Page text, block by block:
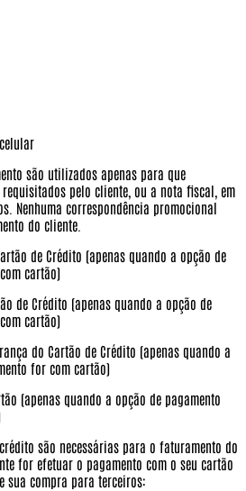
são utilizados apenas para que
pelo cliente, ou a nota fiscal, em
Nenhuma correspondência promocional
do cliente.
de Crédito (apenas quando a opção de
cartão)
de Crédito (apenas quando a opção de
cartão)
do Cartão de Crédito (apenas quando a
for com cartão)
(apenas quando a opção de pagamento
são necessárias para o faturamento do
for efetuar o pagamento com o seu cartão
sua compra para terceiros: